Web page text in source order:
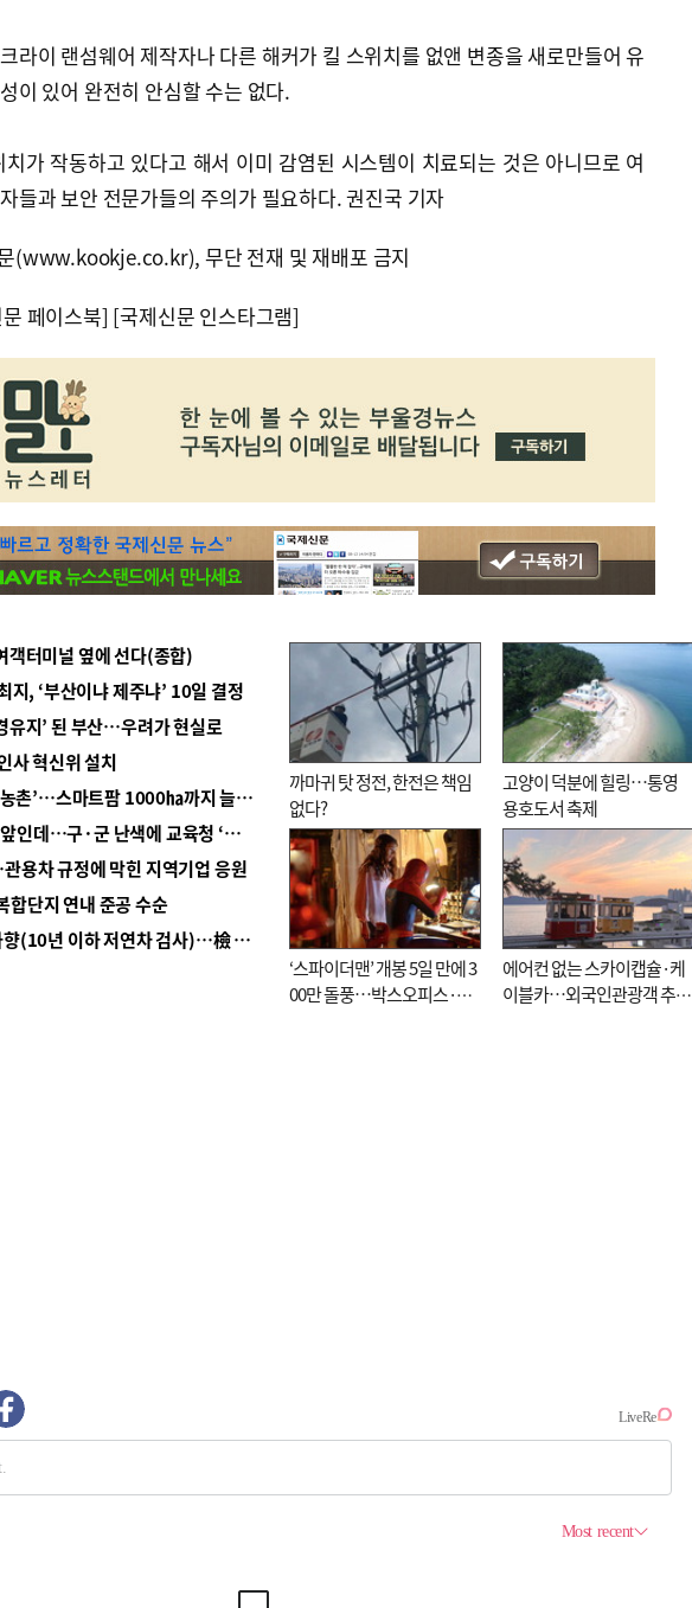
라이 랜섬웨어 제작자나 다른 해커가 킬 스위치를 없앤 변종을 새로만들어 유
이 있어 완전히 안심할 수는 없다.
가 작동하고 있다고 해서 이미 감염된 시스템이 치료되는 것은 아니므로 여
들과 보안 전문가들의 주의가 필요하다. 권진국 기자
(www.kookje.co.kr), 무단 전재 및 재배포 금지
페이스북] [국제신문 인스타그램]
터미널 옆에 선다(종합)
, ‘부산이냐 제주냐’ 10일 결정
유지’ 된 부산…우려가 현실로
사 혁신위 설치
■ 경남 농정 비전 ‘잘 사는 농촌’…스마트팜 1000㏊까지 늘린다
■ 교육혁신선도지 공모 코앞인데…구·군 난색에 교육청 ‘쩔쩔’
용차 규정에 막힌 지역기업 응원
단지 연내 준공 수순
■ 검사 신분 버리고 직급하향(10년 이하 저연차 검사)…檢 중수청행 기피
까마귀 탓 정전, 한전은 책임
없다?
고양이 덕분에 힐링…통영
용호도서 축제
‘스파이더맨’ 개봉 5일 만에 3
00만 돌풍…박스오피스·예
에어컨 없는 스카이캡슐·케
이블카…외국인관광객 추억